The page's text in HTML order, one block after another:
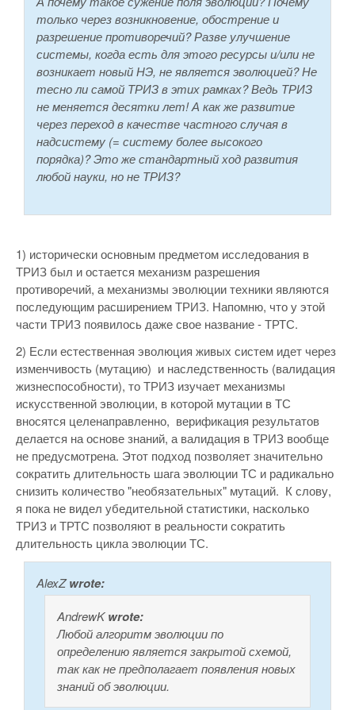
только через возникновение, обострение и
разрешение противоречий? Разве улучшение
системы, когда есть для этого ресурсы и/или не
возникает новый НЭ, не является эволюцией? Не
тесно ли самой ТРИЗ в этих рамках? Ведь ТРИЗ
не меняется десятки лет! А как же развитие
через переход в качестве частного случая в
надсистему (= систему более высокого
порядка)? Это же стандартный ход развития
любой науки, но не ТРИЗ?
1) исторически основным предметом исследования в
ТРИЗ был и остается механизм разрешения
противоречий, а механизмы эволюции техники являются
последующим расширением ТРИЗ. Напомню, что у этой
части ТРИЗ появилось даже свое название - ТРТС.
2) Если естественная эволюция живых систем идет через
изменчивость (мутацию) и наследственность (валидация
жизнеспособности), то ТРИЗ изучает механизмы
искусственной эволюции, в которой мутации в ТС
вносятся целенаправленно, верификация результатов
делается на основе знаний, а валидация в ТРИЗ вообще
не предусмотрена. Этот подход позволяет значительно
сократить длительность шага эволюции ТС и радикально
снизить количество "необязательных" мутаций. К слову,
я пока не видел убедительной статистики, насколько
ТРИЗ и ТРТС позволяют в реальности сократить
длительность цикла эволюции ТС.
AlexZwrote:
AndrewKwrote:
Любой алгоритм эволюции по
определению является закрытой схемой,
так как не предполагает появления новых
знаний об эволюции.